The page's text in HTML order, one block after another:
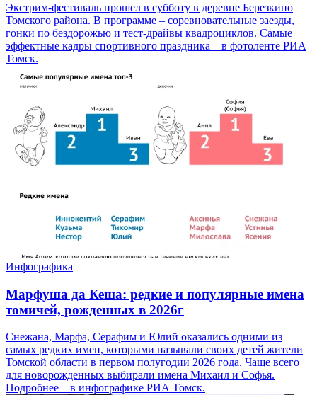
Экстрим-фестиваль прошел в субботу в деревне Березкино
Томского района. В программе – соревновательные заезды,
гонки по бездорожью и тест-драйвы квадроциклов. Самые
эффектные кадры спортивного праздника – в фотоленте РИА
Томск.
Инфографика
Марфуша да Кеша: редкие и популярные имена
томичей, рожденных в 2026г
Снежана, Марфа, Серафим и Юлий оказались одними из
самых редких имен, которыми называли своих детей жители
Томской области в первом полугодии 2026 года. Чаще всего
для новорожденных выбирали имена Михаил и Софья.
Подробнее – в инфографике РИА Томск.